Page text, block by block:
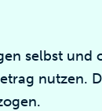
selbst und
nutzen.